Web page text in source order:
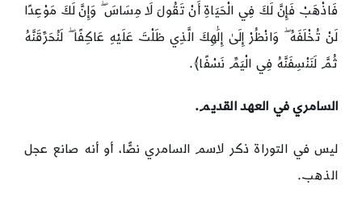
فَاذْهَبْ فَإِنَّ لَكَ فِي الْحَيَاةِ أَنْ تَقُولَ لَا مِسَاسَ ۖ وَإِنَّ لَكَ مَوْعِدًا
لَنْ تُخْلَفَهُ ۖ وَانْظُرْ إِلَىٰ إِلَٰهِكَ الَّذِي ظَلْتَ عَلَيْهِ عَاكِفًا ۖ لَنُحَرِّقَنَّهُ
ثُمَّ لَنَنْسِفَنَّهُ فِي الْيَمِّ نَسْفًا﴾.
السامري في العهد القديم.
ليس في التوراة ذكر لاسم السامري نصًّا، أو أنه صانع عجل
الذهب.